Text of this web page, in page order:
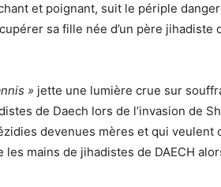
et poignant, suit le périple
sa fille née d’un père jihadiste
» jette une lumière crue sur
de Daech lors de l’invasion de
devenues mères et qui veulent
mains de jihadistes de DAECH